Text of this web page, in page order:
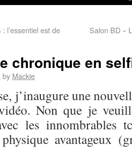
l’essentiel est de
Salon BD «
chronique en
by Mackie
j’inaugure une
Non que je
les innombrables
avantageux